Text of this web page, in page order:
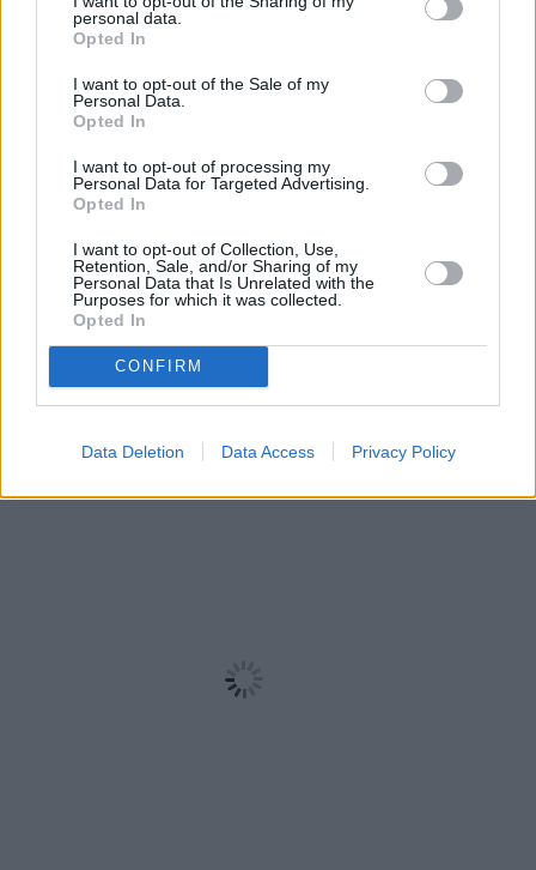
personal data.
Opted In
I want to opt-out of the Sale of my
Personal Data.
Opted In
I want to opt-out of processing my
Personal Data for Targeted Advertising.
Opted In
I want to opt-out of Collection, Use,
Retention, Sale, and/or Sharing of my
Personal Data that Is Unrelated with the
Purposes for which it was collected.
Opted In
CONFIRM
Data Deletion Data Access Privacy Policy
Sarah Prodhomme | 2 septembre 2025
Le sticker repositionnable : idéal pour
vos opérations PLV
Chez Jamet Communication, nous accompagnons les
marques et enseignes dans la création et l’impression de
supports PLV efficaces et innovants. Parmi les produits les
plus demandés en point de vente,…